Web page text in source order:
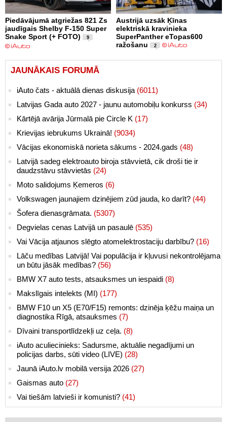
Piedāvājumā atgriežas 821 Zs
jaudīgais Shelby F-150 Super
Snake Sport (+ FOTO)
9
Austrijā uzsāk Ķīnas
elektriskā kravinieka
SuperPanther eTopas600
ražošanu
2
JAUNĀKAIS FORUMĀ
iAuto čats - aktuālā dienas diskusija (6011)
Latvijas Gada auto 2027 - jaunu automobiļu konkurss (34)
Kārtējā avārija Jūrmalā pie Circle K (17)
Krievijas iebrukums Ukrainā! (9034)
Vācijas ekonomiskā norieta sākums - 2024.gads (48)
Latvijā sadeg elektroauto biroja stāvvietā, cik droši tie ir
daudzstāvu stāvvietās (24)
Moto salidojums Ķemeros (6)
Volkswagen jaunajiem dzinējiem zūd jauda, ko darīt? (44)
Šofera dienasgrāmata. (5307)
Degvielas cenas Latvijā un pasaulē (535)
Vai Vācija atjaunos slēgto atomelektrostaciju darbību? (16)
Lāču medības Latvijā! Vai populācija ir kļuvusi nekontrolējama
un būtu jāsāk medības? (56)
BMW X7 auto tests, atsauksmes un iespaidi (8)
Makslīgais intelekts (MI) (177)
BMW F10 un X5 (E70/F15) remonts: dzinēja ķēžu maiņa un
diagnostika Rīgā, atsauksmes (7)
Dīvaini transportlīdzekļi uz ceļa. (8)
iAuto aculiecinieks: Sadursme, aktuālie negadījumi un
policijas darbs, sūti video (LIVE) (28)
Jaunā iAuto.lv mobilā versija 2026 (27)
Gaismas auto (27)
Vai tiešām latvieši ir komunisti? (41)